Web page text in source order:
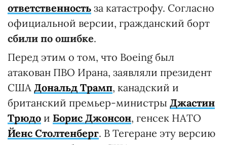
ответственность за катастрофу. Согласно
официальной версии, гражданский борт
сбили по ошибке.
Перед этим о том, что Boeing был
атакован ПВО Ирана, заявляли президент
США Дональд Трамп, канадский и
британский премьер-министры Джастин
Трюдо и Борис Джонсон, генсек НАТО
Йенс Столтенберг. В Тегеране эту версию